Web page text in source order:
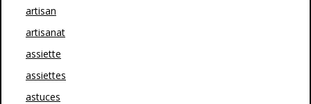
artisan
artisanat
assiette
assiettes
astuces